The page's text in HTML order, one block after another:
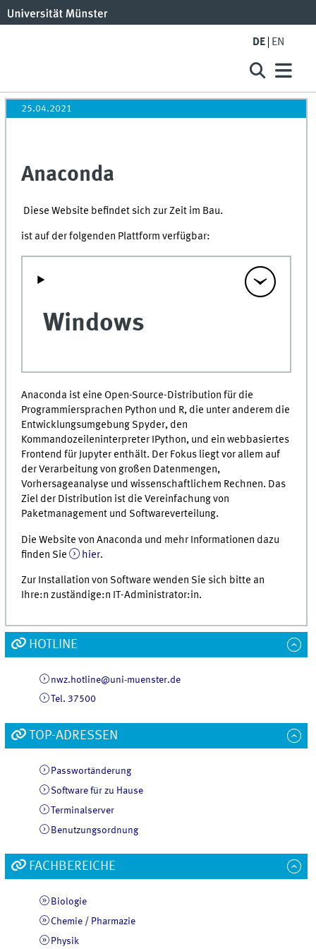
DE EN
25.04.2021
Anaconda
Diese Website befindet sich zur Zeit im Bau.
ist auf der folgenden Plattform verfügbar:
Windows
Anaconda ist eine Open-Source-Distribution für die
Programmiersprachen Python und R, die unter anderem die
Entwicklungsumgebung Spyder, den
Kommandozeileninterpreter IPython, und ein webbasiertes
Frontend für Jupyter enthält. Der Fokus liegt vor allem auf
der Verarbeitung von großen Datenmengen,
Vorhersageanalyse und wissenschaftlichem Rechnen. Das
Ziel der Distribution ist die Vereinfachung von
Paketmanagement und Softwareverteilung.
Die Website von Anaconda und mehr Informationen dazu
finden Sie
hier.
Zur Installation von Software wenden Sie sich bitte an
Ihre:n zuständige:n IT-Administrator:in.
HOTLINE
nwz.hotline@uni-muenster.de
Tel. 37500
TOP-ADRESSEN
Passwortänderung
Software für zu Hause
Terminalserver
Benutzungsordnung
FACHBEREICHE
Biologie
Chemie / Pharmazie
Physik